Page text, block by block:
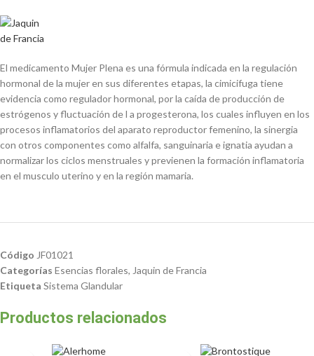
El medicamento Mujer Plena es una fórmula indicada en la regulación
hormonal de la mujer en sus diferentes etapas, la cimicifuga tiene
evidencia como regulador hormonal, por la caída de producción de
estrógenos y fluctuación de l a progesterona, los cuales influyen en los
procesos inflamatorios del aparato reproductor femenino, la sinergia
con otros componentes como alfalfa, sanguinaria e ignatia ayudan a
normalizar los ciclos menstruales y previenen la formación inflamatoria
en el musculo uterino y en la región mamaria.
Código JF01021
Categorías Esencias florales, Jaquin de Francia
Etiqueta Sistema Glandular
Productos relacionados